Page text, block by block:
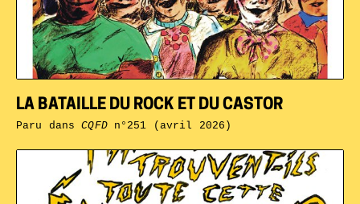
LA BATAILLE DU ROCK ET DU CASTOR
Paru dansCQFDn°251 (avril 2026)